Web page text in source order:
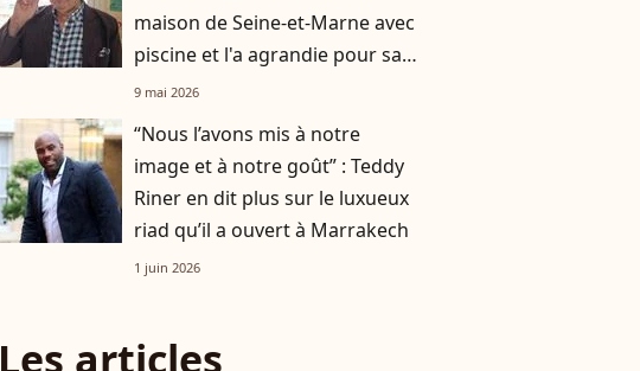
maison de Seine-et-Marne avec
piscine et l'a agrandie pour sa
femme Rebecca
9 mai 2026
“Nous l’avons mis à notre
image et à notre goût” : Teddy
Riner en dit plus sur le luxueux
riad qu’il a ouvert à Marrakech
1 juin 2026
Les articles